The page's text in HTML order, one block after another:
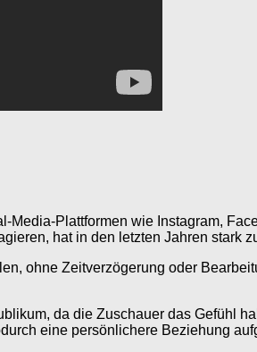
Plattformen wie Instagram,
hat in den letzten Jahren stark
ohne Zeitverzögerung oder
da die Zuschauer das Gefühl
eine persönlichere Beziehung